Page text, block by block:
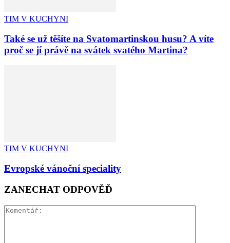
TIM V KUCHYNI
Také se už těšíte na Svatomartinskou husu? A víte
proč se jí právě na svátek svatého Martina?
TIM V KUCHYNI
Evropské vánoční speciality
ZANECHAT ODPOVĚĎ